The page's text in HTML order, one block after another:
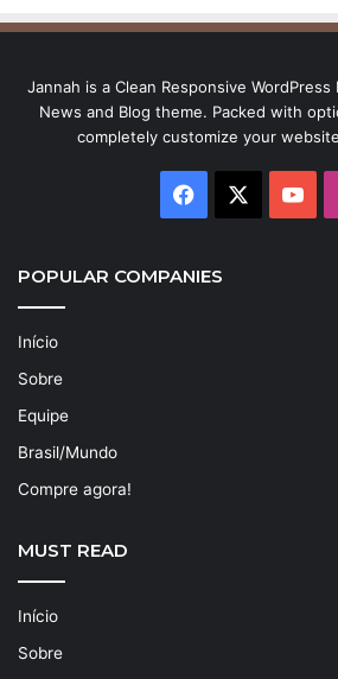
Jannah is a Clean Responsive
News and Blog theme. Packed with
completely customize your
Facebook
POPULAR COMPANIES
Início
Sobre
Equipe
Brasil/Mundo
Compre agora!
MUST READ
Início
Sobre